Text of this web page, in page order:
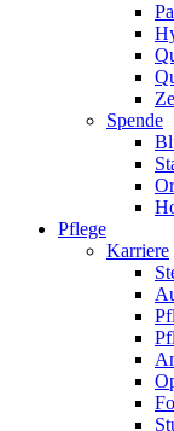
Spende
Pflege
Karriere